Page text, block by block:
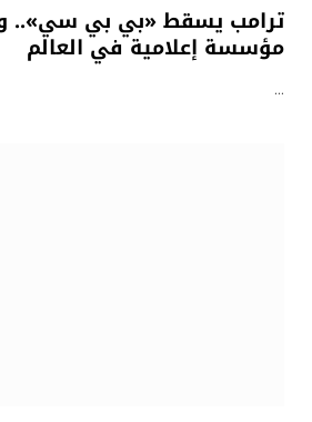
ترامب يسقط «بي بي سي»..
مؤسسة إعلامية في العالم
…